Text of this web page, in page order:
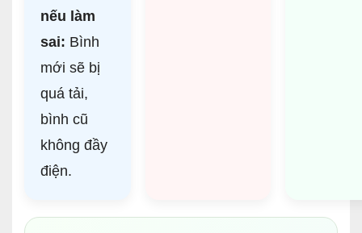
nếu làm
sai: Bình
mới sẽ bị
quá tải,
bình cũ
không đầy
điện.